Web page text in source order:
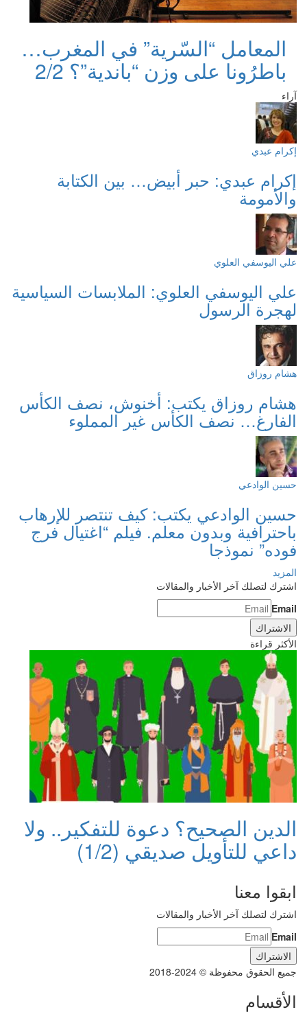
المعامل “السّرية” في المغرب…
باطرُونا على وزن “باندية”؟ 2/2
آراء
إكرام عبدي
إكرام عبدي: حبر أبيض… بين الكتابة
والأمومة
علي اليوسفي العلوي
علي اليوسفي العلوي: الملابسات السياسية
لهجرة الرسول
هشام روزاق
هشام روزاق يكتب: أخنوش، نصف الكأس
الفارغ… نصف الكأس غير المملوء
حسين الوادعي
حسين الوادعي يكتب: كيف تنتصر للإرهاب
باحترافية وبدون معلم. فيلم “اغتيال فرج
فوده” نموذجا
المزيد
اشترك لتصلك آخر الأخبار والمقالات
Email
الأكثر قراءة
الدين الصحيح؟ دعوة للتفكير.. ولا
داعي للتأويل صديقي (1/2)
ابقوا معنا
اشترك لتصلك آخر الأخبار والمقالات
Email
جميع الحقوق محفوظة © 2024-2018
الأقسام